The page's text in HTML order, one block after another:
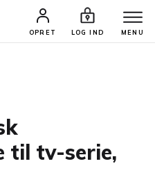
OPRET LOG IND MENU
SØG PROFIL
til tv-serie,